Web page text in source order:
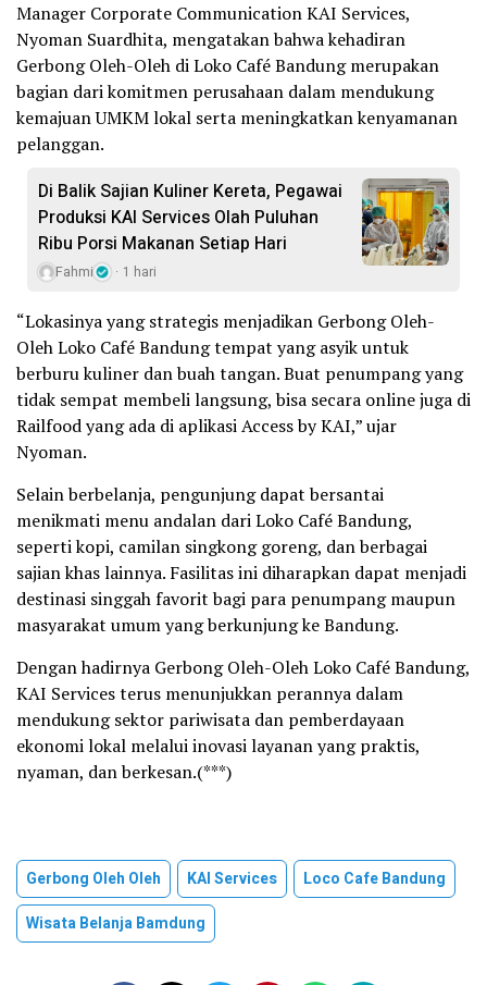
Manager Corporate Communication KAI Services,
Nyoman Suardhita, mengatakan bahwa kehadiran
Gerbong Oleh-Oleh di Loko Café Bandung merupakan
bagian dari komitmen perusahaan dalam mendukung
kemajuan UMKM lokal serta meningkatkan kenyamanan
pelanggan.
Di Balik Sajian Kuliner Kereta, Pegawai
Produksi KAI Services Olah Puluhan
Ribu Porsi Makanan Setiap Hari
Fahmi 1 hari
“Lokasinya yang strategis menjadikan Gerbong Oleh-
Oleh Loko Café Bandung tempat yang asyik untuk
berburu kuliner dan buah tangan. Buat penumpang yang
tidak sempat membeli langsung, bisa secara online juga di
Railfood yang ada di aplikasi Access by KAI,” ujar
Nyoman.
Selain berbelanja, pengunjung dapat bersantai
menikmati menu andalan dari Loko Café Bandung,
seperti kopi, camilan singkong goreng, dan berbagai
sajian khas lainnya. Fasilitas ini diharapkan dapat menjadi
destinasi singgah favorit bagi para penumpang maupun
masyarakat umum yang berkunjung ke Bandung.
Dengan hadirnya Gerbong Oleh-Oleh Loko Café Bandung,
KAI Services terus menunjukkan perannya dalam
mendukung sektor pariwisata dan pemberdayaan
ekonomi lokal melalui inovasi layanan yang praktis,
nyaman, dan berkesan.(***)
Gerbong Oleh Oleh KAI Services
Loco Cafe Bandung
Wisata Belanja Bamdung